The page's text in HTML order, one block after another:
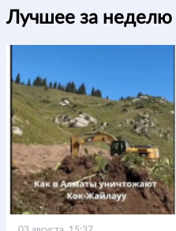
Лучшее за неделю